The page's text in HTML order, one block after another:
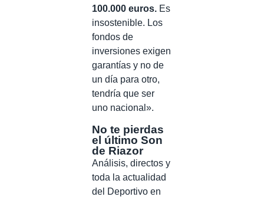
100.000 euros. Es
insostenible. Los
fondos de
inversiones exigen
garantías y no de
un día para otro,
tendría que ser
uno nacional».
No te pierdas
el último Son
de Riazor
Análisis, directos y
toda la actualidad
del Deportivo en